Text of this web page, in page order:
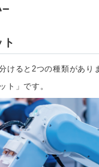
−
けると2つの種類があり
ト」です。